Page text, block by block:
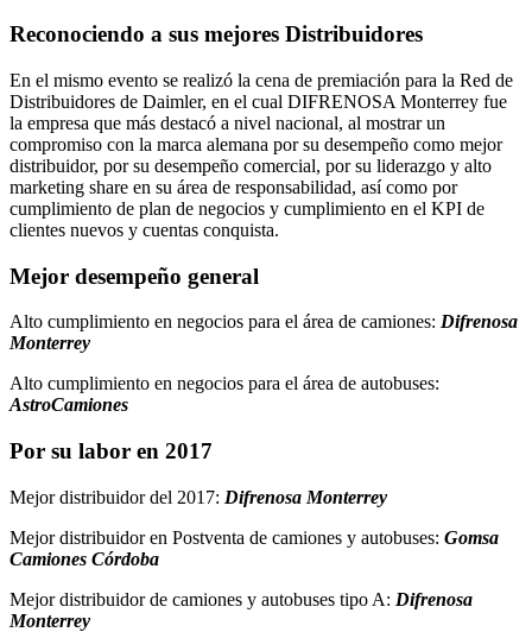
Reconociendo a sus mejores Distribuidores
En el mismo evento se realizó la cena de premiación para la Red de
Distribuidores de Daimler, en el cual DIFRENOSA Monterrey fue
la empresa que más destacó a nivel nacional, al mostrar un
compromiso con la marca alemana por su desempeño como mejor
distribuidor, por su desempeño comercial, por su liderazgo y alto
marketing share en su área de responsabilidad, así como por
cumplimiento de plan de negocios y cumplimiento en el KPI de
clientes nuevos y cuentas conquista.
Mejor desempeño general
Alto cumplimiento en negocios para el área de camiones: Difrenosa
Monterrey
Alto cumplimiento en negocios para el área de autobuses:
AstroCamiones
Por su labor en 2017
Mejor distribuidor del 2017: Difrenosa Monterrey
Mejor distribuidor en Postventa de camiones y autobuses: Gomsa
Camiones Córdoba
Mejor distribuidor de camiones y autobuses tipo A: Difrenosa
Monterrey